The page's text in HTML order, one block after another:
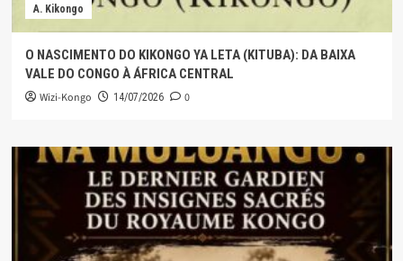
A. Kikongo
O NASCIMENTO DO KIKONGO YA LETA (KITUBA): DA BAIXA
VALE DO CONGO À ÁFRICA CENTRAL
Wizi-Kongo 14/07/2026 0